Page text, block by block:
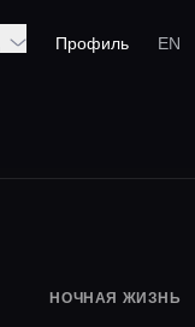
Профиль EN
НОЧНАЯ ЖИЗНЬ